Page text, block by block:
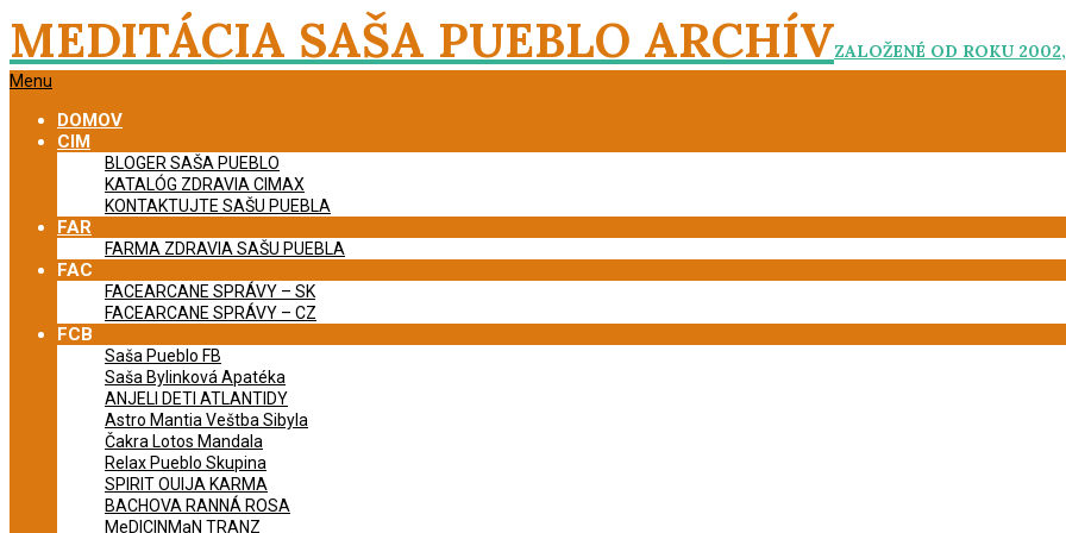
Skip
to
content
MEDITÁCIA SAŠA PUEBLO ARCHÍVZALOŽENÉ OD ROKU
Primary
Menu
Menu
DOMOV
CIM
BLOGER SAŠA PUEBLO
KATALÓG ZDRAVIA CIMAX
KONTAKTUJTE SAŠU PUEBLA
FAR
FARMA ZDRAVIA SAŠU PUEBLA
FAC
FACEARCANE SPRÁVY – SK
FACEARCANE SPRÁVY – CZ
FCB
Saša Pueblo FB
Saša Bylinková Apatéka
ANJELI DETI ATLANTIDY
Astro Mantia Veštba Sibyla
Čakra Lotos Mandala
Relax Pueblo Skupina
SPIRIT OUIJA KARMA
BACHOVA RANNÁ ROSA
MeDICINMaN TRANZ